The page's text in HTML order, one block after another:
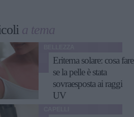
a tema
Eritema solare: cosa fare
se la pelle è stata
sovraesposta ai raggi
UV